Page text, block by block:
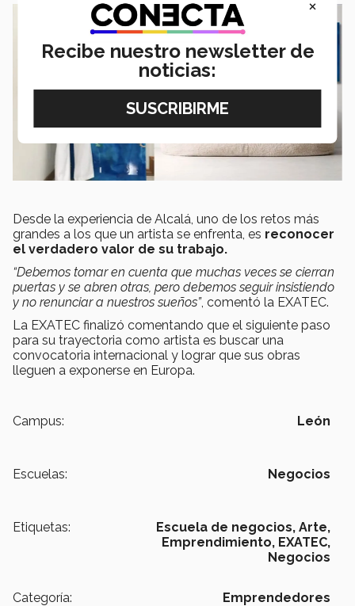
Desde la experiencia de Alcalá, uno de los retos más
grandes a los que un artista se enfrenta, es reconocer
el verdadero valor de su trabajo.
“Debemos tomar en cuenta que muchas veces se cierran
puertas y se abren otras, pero debemos seguir insistiendo
y no renunciar a nuestros sueños”, comentó la EXATEC.
La EXATEC finalizó comentando que el siguiente paso
para su trayectoria como artista es buscar una
convocatoria internacional y lograr que sus obras
lleguen a exponerse en Europa.
Campus: León
Escuelas: Negocios
Etiquetas: Escuela de negocios, Arte,
Emprendimiento, EXATEC,
Negocios
Categoría: Emprendedores
×
Recibe nuestro newsletter de
noticias: